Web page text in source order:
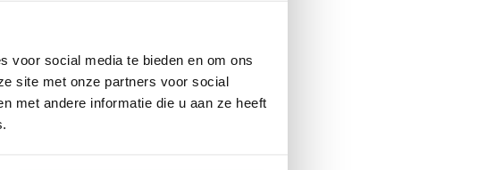
voor social media te bieden en om ons
site met onze partners voor social
met andere informatie die u aan ze heeft